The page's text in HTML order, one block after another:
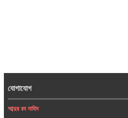
যোগাযোগ
আব্দুর রব নাহিদ